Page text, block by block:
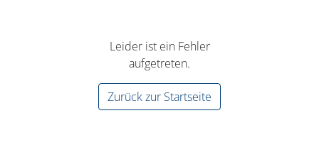
Leider ist ein Fehler
aufgetreten.
Zurück zur Startseite